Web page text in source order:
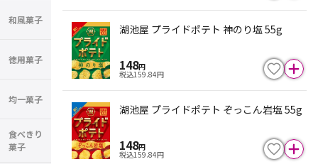
和風菓子
徳用菓子
均一菓子
食べきり
菓子
湖池屋 プライドポテト 神のり塩 55g
148円
税込159.84円
湖池屋 プライドポテト ぞっこん岩塩 55g
148円
税込159.84円